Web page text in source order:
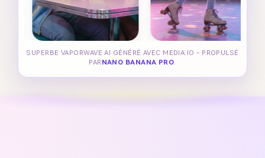
SUPERBE VAPORWAVE AI GÉNÉRÉ AVEC MEDIA.IO - PROPULSÉ
PAR NANO BANANA PRO.